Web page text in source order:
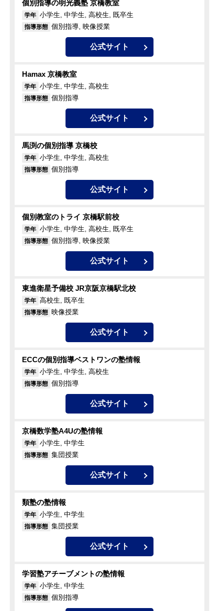
個別指導の明光義塾 京橋教室
学年 小学生, 中学生, 高校生, 既卒生
指導形態 個別指導, 映像授業
公式サイト
Hamax 京橋教室
学年 小学生, 中学生, 高校生
指導形態 個別指導
公式サイト
馬渕の個別指導 京橋校
学年 小学生, 中学生, 高校生
指導形態 個別指導
公式サイト
個別教室のトライ 京橋駅前校
学年 小学生, 中学生, 高校生, 既卒生
指導形態 個別指導, 映像授業
公式サイト
東進衛星予備校 JR京阪京橋駅北校
学年 高校生, 既卒生
指導形態 映像授業
公式サイト
ECCの個別指導ベストワンの塾情報
学年 小学生, 中学生, 高校生
指導形態 個別指導
公式サイト
京橋数学塾A4Uの塾情報
学年 小学生, 中学生
指導形態 集団授業
公式サイト
類塾の塾情報
学年 小学生, 中学生
指導形態 集団授業
公式サイト
学習塾アチーブメントの塾情報
学年 小学生, 中学生
指導形態 個別指導